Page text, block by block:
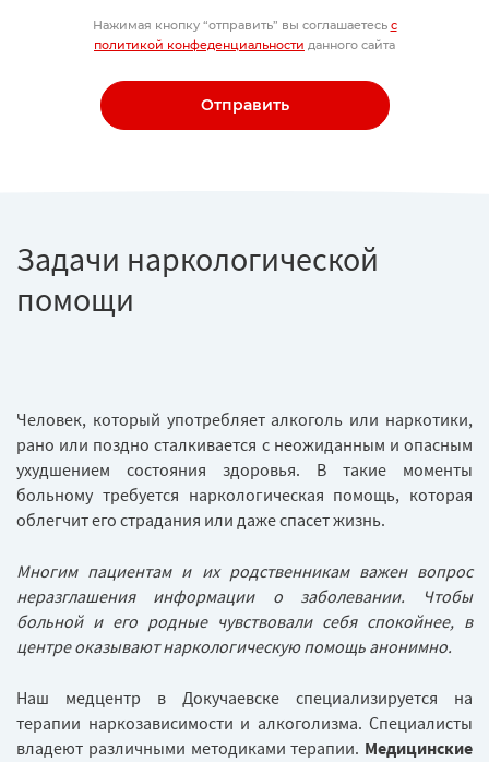
Нажимая кнопку “отправить” вы соглашаетесь с
политикой конфеденциальности данного сайта
Отправить
Задачи наркологической
помощи
Человек, который употребляет алкоголь или наркотики,
рано или поздно сталкивается с неожиданным и опасным
ухудшением состояния здоровья. В такие моменты
больному требуется наркологическая помощь, которая
облегчит его страдания или даже спасет жизнь.
Многим пациентам и их родственникам важен вопрос
неразглашения информации о заболевании. Чтобы
больной и его родные чувствовали себя спокойнее, в
центре оказывают наркологическую помощь анонимно.
Наш медцентр в Докучаевске специализируется на
терапии наркозависимости и алкоголизма. Специалисты
владеют различными методиками терапии. Медицинские